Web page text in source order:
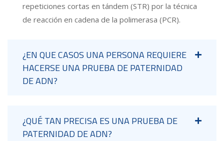
repeticiones cortas en tándem (STR) por la técnica
de reacción en cadena de la polimerasa (PCR).
¿EN QUE CASOS UNA PERSONA REQUIERE
HACERSE UNA PRUEBA DE PATERNIDAD
DE ADN?
¿QUÉ TAN PRECISA ES UNA PRUEBA DE
PATERNIDAD DE ADN?